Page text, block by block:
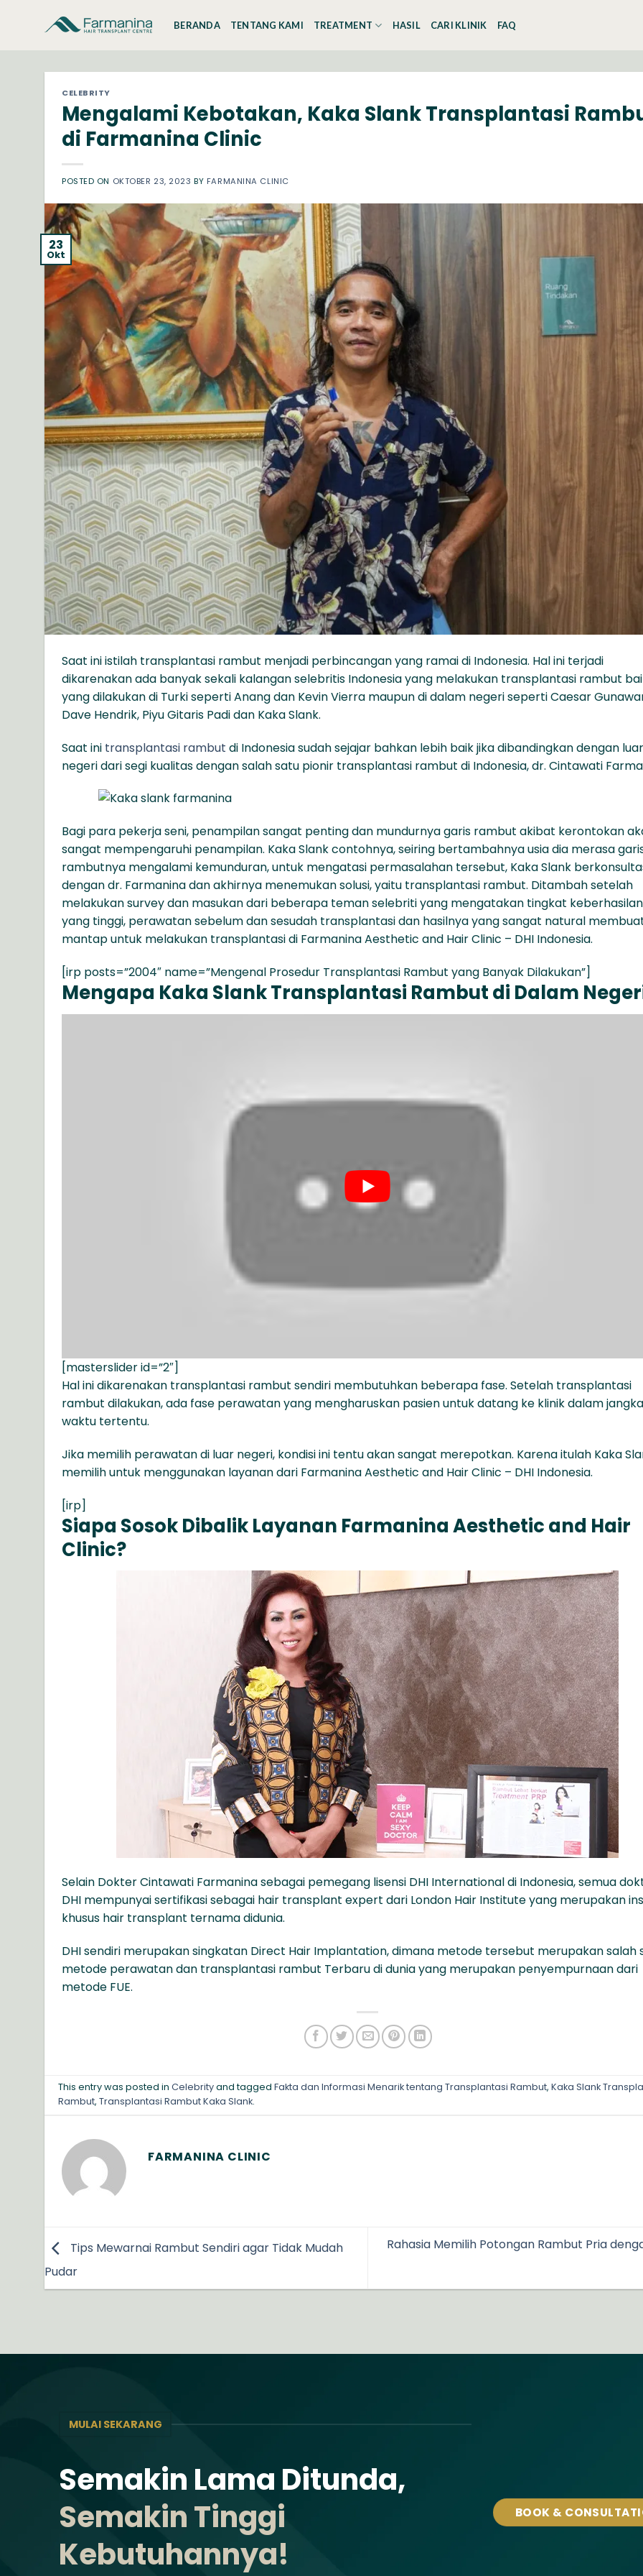
BERANDA TENTANG KAMI TREATMENT HASIL CARI KLINIK FAQ
CELEBRITY
Mengalami Kebotakan, Kaka Slank Transplantasi
di Farmanina Clinic
POSTED ON OKTOBER 23, 2023 BY FARMANINA CLINIC
23
Okt
Saat ini istilah transplantasi rambut menjadi perbincangan yang ramai di Indonesia. Hal ini terjadi
dikarenakan ada banyak sekali kalangan selebritis Indonesia yang melakukan transplantasi rambut
yang dilakukan di Turki seperti Anang dan Kevin Vierra maupun di dalam negeri seperti Caesar
Dave Hendrik, Piyu Gitaris Padi dan Kaka Slank.
Saat ini transplantasi rambut di Indonesia sudah sejajar bahkan lebih baik jika dibandingkan dengan luar
negeri dari segi kualitas dengan salah satu pionir transplantasi rambut di Indonesia, dr. Cintawati
Bagi para pekerja seni, penampilan sangat penting dan mundurnya garis rambut akibat kerontokan
sangat mempengaruhi penampilan. Kaka Slank contohnya, seiring bertambahnya usia dia merasa
rambutnya mengalami kemunduran, untuk mengatasi permasalahan tersebut, Kaka Slank
dengan dr. Farmanina dan akhirnya menemukan solusi, yaitu transplantasi rambut. Ditambah setelah
melakukan survey dan masukan dari beberapa teman selebriti yang mengatakan tingkat keberhasilan
yang tinggi, perawatan sebelum dan sesudah transplantasi dan hasilnya yang sangat natural
mantap untuk melakukan transplantasi di Farmanina Aesthetic and Hair Clinic – DHI Indonesia.
[irp posts=”2004″ name=”Mengenal Prosedur Transplantasi Rambut yang Banyak Dilakukan”]
Mengapa Kaka Slank Transplantasi Rambut di Dalam
[masterslider id=”2″]
Hal ini dikarenakan transplantasi rambut sendiri membutuhkan beberapa fase. Setelah transplantasi
rambut dilakukan, ada fase perawatan yang mengharuskan pasien untuk datang ke klinik dalam jangka
waktu tertentu.
Jika memilih perawatan di luar negeri, kondisi ini tentu akan sangat merepotkan. Karena itulah Kaka
memilih untuk menggunakan layanan dari Farmanina Aesthetic and Hair Clinic – DHI Indonesia.
[irp]
Siapa Sosok Dibalik Layanan Farmanina Aesthetic and Hair
Clinic?
Selain Dokter Cintawati Farmanina sebagai pemegang lisensi DHI International di Indonesia, semua
DHI mempunyai sertifikasi sebagai hair transplant expert dari London Hair Institute yang merupakan
khusus hair transplant ternama didunia.
DHI sendiri merupakan singkatan Direct Hair Implantation, dimana metode tersebut merupakan salah
metode perawatan dan transplantasi rambut Terbaru di dunia yang merupakan penyempurnaan dari
metode FUE.
This entry was posted inCelebrityand taggedFakta dan Informasi Menarik tentang Transplantasi Rambut,Kaka Slank
Rambut,Transplantasi Rambut Kaka Slank.
FARMANINA CLINIC
Tips Mewarnai Rambut Sendiri agar Tidak Mudah
Pudar
Rahasia Memilih Potongan Rambut Pria
MULAI SEKARANG
Semakin Lama Ditunda,
Semakin Tinggi
Kebutuhannya!
BOOK &